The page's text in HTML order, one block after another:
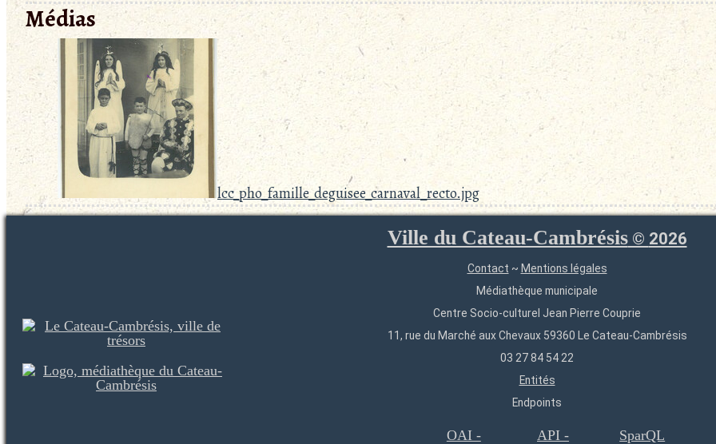
Médias
lcc_pho_famille_deguisee_carnaval_recto.jpg
Ville du Cateau-Cambrésis© 2026
Contact ~ Mentions légales
Médiathèque municipale
Centre Socio-culturel Jean Pierre Couprie
11, rue du Marché aux Chevaux 59360 Le Cateau-Cambrésis
03 27 84 54 22
Entités
Endpoints
OAI - API - SparQL